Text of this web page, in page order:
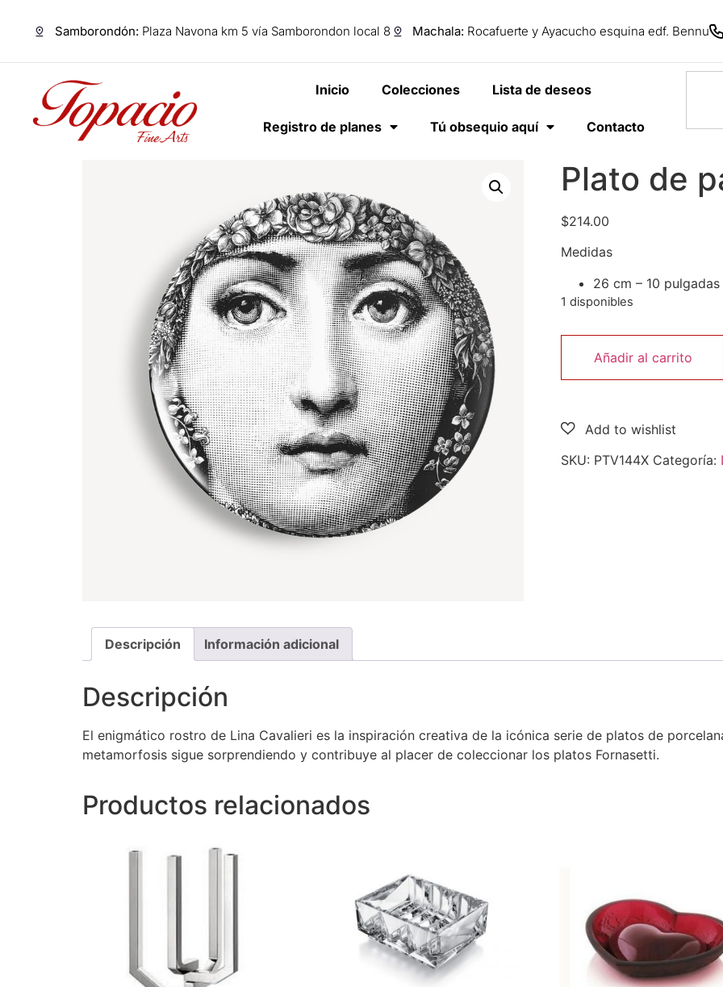
Samborondón: Plaza Navona km 5 vía Samborondon local 8 Machala: Rocafuerte y Ayacucho esquina edf. Bennu
Inicio Colecciones Lista de deseos
Registro de planes Tú obsequio aquí Contacto
Plato de
$214.00
Medidas
26 cm – 10
1 disponibles
Añadir al carrito
SKU: PTV144X Categoría:
Descripción Información adicional
Descripción
El enigmático rostro de Lina Cavalieri es la inspiración creativa de la icónica serie de platos de
metamorfosis sigue sorprendiendo y contribuye al placer de coleccionar los platos Fornasetti.
Productos relacionados